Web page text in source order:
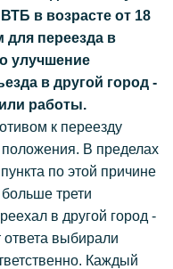
в возрасте от 18
переезда в
улучшение
в другой город -
работы.
к переезду
В пределах
по этой причине
трети
в другой город -
выбирали
Каждый